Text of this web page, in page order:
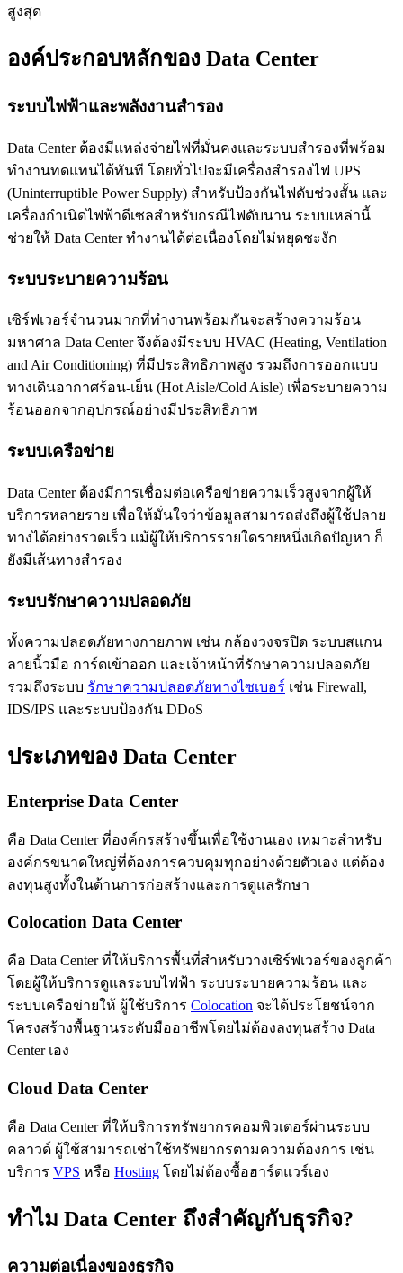
สูงสุด
องค์ประกอบหลักของ Data Center
ระบบไฟฟ้าและพลังงานสำรอง
Data Center ต้องมีแหล่งจ่ายไฟที่มั่นคงและระบบสำรองที่พร้อม
ทำงานทดแทนได้ทันที โดยทั่วไปจะมีเครื่องสำรองไฟ UPS
(Uninterruptible Power Supply) สำหรับป้องกันไฟดับช่วงสั้น และ
เครื่องกำเนิดไฟฟ้าดีเซลสำหรับกรณีไฟดับนาน ระบบเหล่านี้
ช่วยให้ Data Center ทำงานได้ต่อเนื่องโดยไม่หยุดชะงัก
ระบบระบายความร้อน
เซิร์ฟเวอร์จำนวนมากที่ทำงานพร้อมกันจะสร้างความร้อน
มหาศาล Data Center จึงต้องมีระบบ HVAC (Heating, Ventilation
and Air Conditioning) ที่มีประสิทธิภาพสูง รวมถึงการออกแบบ
ทางเดินอากาศร้อน-เย็น (Hot Aisle/Cold Aisle) เพื่อระบายความ
ร้อนออกจากอุปกรณ์อย่างมีประสิทธิภาพ
ระบบเครือข่าย
Data Center ต้องมีการเชื่อมต่อเครือข่ายความเร็วสูงจากผู้ให้
บริการหลายราย เพื่อให้มั่นใจว่าข้อมูลสามารถส่งถึงผู้ใช้ปลาย
ทางได้อย่างรวดเร็ว แม้ผู้ให้บริการรายใดรายหนึ่งเกิดปัญหา ก็
ยังมีเส้นทางสำรอง
ระบบรักษาความปลอดภัย
ทั้งความปลอดภัยทางกายภาพ เช่น กล้องวงจรปิด ระบบสแกน
ลายนิ้วมือ การ์ดเข้าออก และเจ้าหน้าที่รักษาความปลอดภัย
รวมถึงระบบ รักษาความปลอดภัยทางไซเบอร์ เช่น Firewall,
IDS/IPS และระบบป้องกัน DDoS
ประเภทของ Data Center
Enterprise Data Center
คือ Data Center ที่องค์กรสร้างขึ้นเพื่อใช้งานเอง เหมาะสำหรับ
องค์กรขนาดใหญ่ที่ต้องการควบคุมทุกอย่างด้วยตัวเอง แต่ต้อง
ลงทุนสูงทั้งในด้านการก่อสร้างและการดูแลรักษา
Colocation Data Center
คือ Data Center ที่ให้บริการพื้นที่สำหรับวางเซิร์ฟเวอร์ของลูกค้า
โดยผู้ให้บริการดูแลระบบไฟฟ้า ระบบระบายความร้อน และ
ระบบเครือข่ายให้ ผู้ใช้บริการ Colocation จะได้ประโยชน์จาก
โครงสร้างพื้นฐานระดับมืออาชีพโดยไม่ต้องลงทุนสร้าง Data
Center เอง
Cloud Data Center
คือ Data Center ที่ให้บริการทรัพยากรคอมพิวเตอร์ผ่านระบบ
คลาวด์ ผู้ใช้สามารถเช่าใช้ทรัพยากรตามความต้องการ เช่น
บริการ VPS หรือ Hosting โดยไม่ต้องซื้อฮาร์ดแวร์เอง
ทำไม Data Center ถึงสำคัญกับธุรกิจ?
ความต่อเนื่องของธุรกิจ